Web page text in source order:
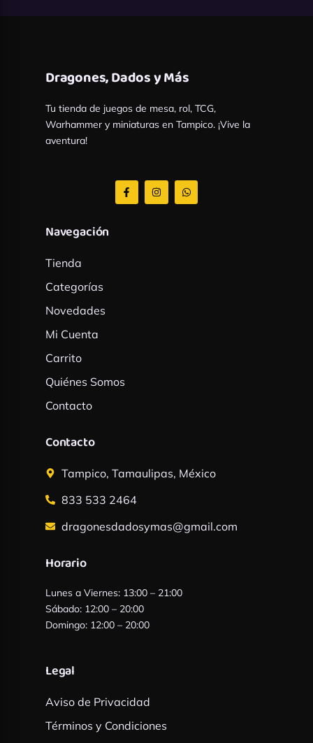
Dragones, Dados y Más
Tu tienda de juegos de mesa, rol, TCG,
Warhammer y miniaturas en Tampico. ¡Vive la
aventura!
F
a
c
I
n
s
W
h
a
Navegación
Tienda
Categorías
Novedades
Mi Cuenta
Carrito
Quiénes Somos
Contacto
Contacto
Tampico, Tamaulipas, México
833 533 2464
dragonesdadosymas@gmail.com
Horario
Lunes a Viernes: 13:00 – 21:00
Sábado: 12:00 – 20:00
Domingo: 12:00 – 20:00
Legal
Aviso de Privacidad
Términos y Condiciones